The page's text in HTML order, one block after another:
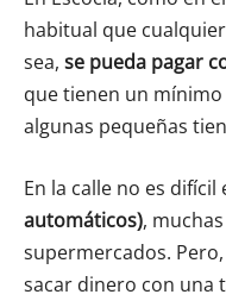
habitual que
sea, se pueda pagar
que tienen un
algunas pequeñas
En la calle no es
automáticos),
supermercados.
sacar dinero con una